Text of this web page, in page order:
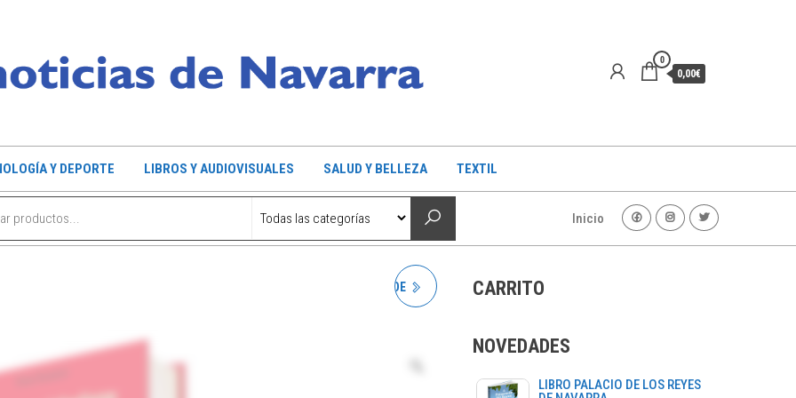
0
0,00€
Y DEPORTE LIBROS Y AUDIOVISUALES SALUD Y BELLEZA TEXTIL
Inicio
GUÍA DE VIAJE Y RUTAS DE CARRITO
NOVEDADES
LIBRO PALACIO DE LOS REYES